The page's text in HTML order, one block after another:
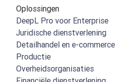
Oplossingen
DeepL Pro voor Enterprise
Juridische dienstverlening
Detailhandel en e-commerce
Productie
Overheidsorganisaties